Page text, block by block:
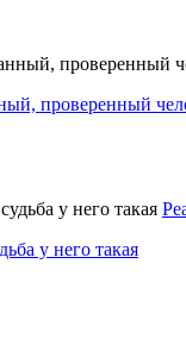
проверенный
у него такая